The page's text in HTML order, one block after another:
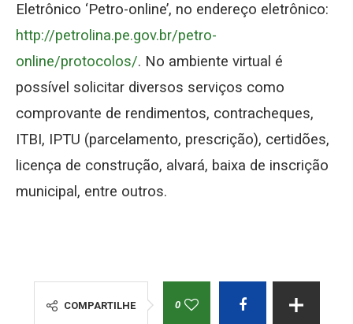
Eletrônico ‘Petro-online’, no endereço eletrônico:
http://petrolina.pe.gov.br/petro-
online/protocolos/. No ambiente virtual é
possível solicitar diversos serviços como
comprovante de rendimentos, contracheques,
ITBI, IPTU (parcelamento, prescrição), certidões,
licença de construção, alvará, baixa de inscrição
municipal, entre outros.
COMPARTILHE 0